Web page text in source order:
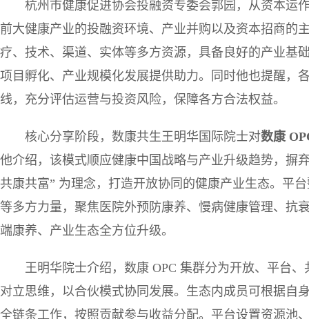
杭州市健康促进协会投融资专委会郭园，从资本运
前大健康产业的投融资环境、产业并购以及资本招商的
疗、技术、渠道、实体等多方资源，具备良好的产业基
项目孵化、产业规模化发展提供助力。同时他也提醒，
线，充分评估运营与投资风险，保障各方合法权益。
核心分享阶段，数康共生王明华国际院士对数康
他介绍，该模式顺应健康中国战略与产业升级趋势，摒
共康共富” 为理念，打造开放协同的健康产业生态。平
等多方力量，聚焦医院外预防康养、慢病健康管理、抗
端康养、产业生态全方位升级。
王明华院士介绍，数康 OPC 集群分为开放、平台
对立思维，以合伙模式协同发展。生态内成员可根据自
全链条工作，按照贡献参与收益分配。平台设置资源池